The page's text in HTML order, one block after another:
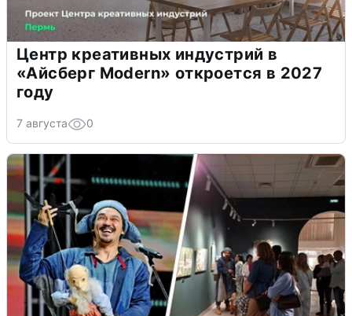
Центр креативных индустрий в
«Айсберг Modern» откроется в 2027
году
7 августа 0